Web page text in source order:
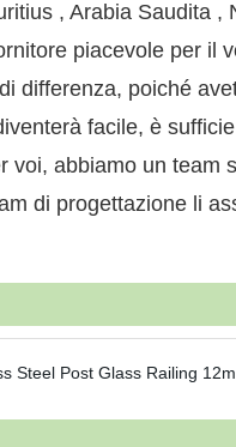
, Arabia Saudita
piacevole per il
differenza, poiché
facile, è
voi, abbiamo un
di progettazione li